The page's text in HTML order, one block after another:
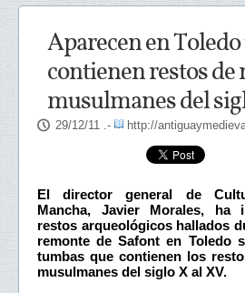
Aparecen en
contienen restos de
musulmanes del
29/12/11 .- http://
El director general de
Mancha, Javier Morales, ha
restos arqueológicos hallados
remonte de Safont en Toledo
tumbas que contienen los
musulmanes del siglo X al XV.